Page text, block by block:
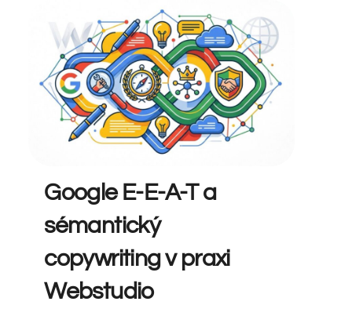
Google E-E-A-T a
sémantický
copywriting v praxi
Webstudio